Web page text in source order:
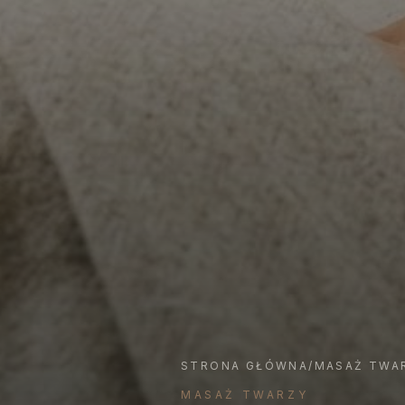
STRONA GŁÓWNA/ MASAŻ
MASAŻ TWARZY